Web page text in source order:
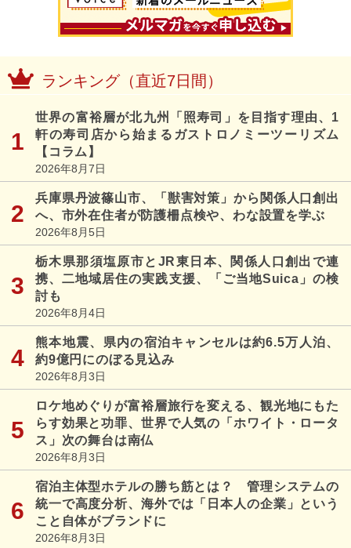
ランキング（直近7日間）
世界の富裕層が北九州「照寿司」を目指す理由、1
軒の寿司店から始まるガストロノミーツーリズム
【コラム】
2026年8月7日
兵庫県丹波篠山市、「獣害対策」から関係人口創出
へ、市外在住者が防護柵点検や、わな設置を学ぶ
2026年8月5日
栃木県那須塩原市とJR東日本、関係人口創出で連
携、二地域居住の実践支援、「ご当地Suica」の検
討も
2026年8月4日
熊本地震、県内の宿泊キャンセルは約6.5万人泊、
約9億円にのぼる見込み
2026年8月3日
ロケ地めぐりが富裕層旅行を変える、観光地にもた
らす効果と功罪、世界で人気の「ホワイト・ロータ
ス」次の舞台は南仏
2026年8月3日
宿泊主体型ホテルの勝ち筋とは？ 管理システムの
統一で高度分析、海外では「日本人の企業」という
こと自体がブランドに
2026年8月3日